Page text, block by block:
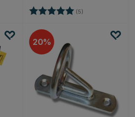
gwiazdekOcena: (5)
20